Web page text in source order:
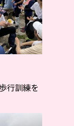
行訓練を